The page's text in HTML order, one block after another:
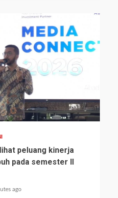
peluang kinerja
pada semester II
ago